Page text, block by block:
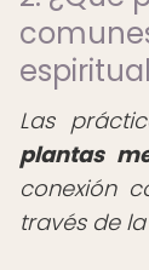
Las
plantas
conexión
través de la